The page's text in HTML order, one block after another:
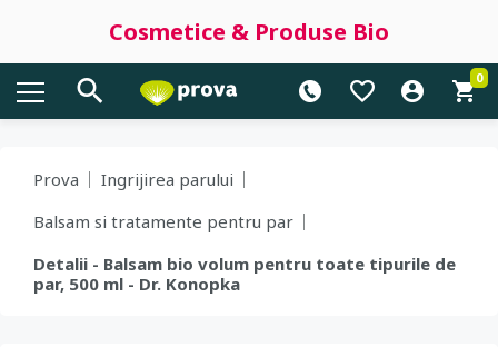
Cosmetice & Produse Bio
0
Prova
Ingrijirea parului
Balsam si tratamente pentru par
Detalii - Balsam bio volum pentru toate tipurile de
par, 500 ml - Dr. Konopka